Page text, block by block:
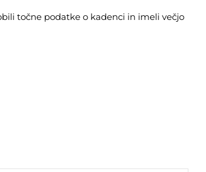
točne podatke o kadenci in imeli večjo